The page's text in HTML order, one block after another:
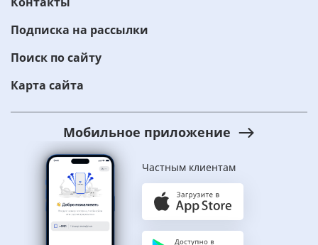
Подписка на рассылки
Поиск по сайту
Карта сайта
Мобильное приложение
Частным клиентам